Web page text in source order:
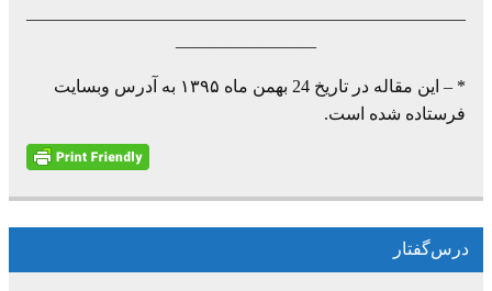
—————————————————————————
————————
* – این مقاله در تاریخ 24 بهمن ماه ۱۳۹۵ به آدرس وبسایت
فرستاده شده است.
درس‌گفتار